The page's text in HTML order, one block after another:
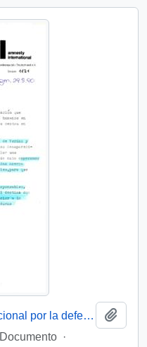
[Miembro de Amnistía Internacional por la defensa de los detenidos desaparecidos en Chile felicita por la creación de la Comisión de de Verdad y Reconciliación]
Documento ·